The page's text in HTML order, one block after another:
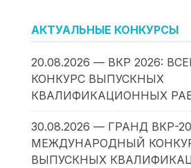
АКТУАЛЬНЫЕ КОНКУРСЫ
20.08.2026 — ВКР 2026:
КОНКУРС ВЫПУСКНЫХ
КВАЛИФИКАЦИОННЫХ
30.08.2026 — ГРАНД ВКР-
МЕЖДУНАРОДНЫЙ
ВЫПУСКНЫХ